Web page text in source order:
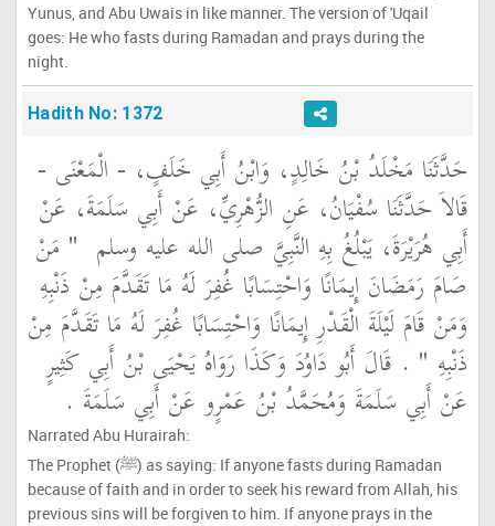
Yunus, and Abu Uwais in like manner. The version of 'Uqail
goes: He who fasts during Ramadan and prays during the
night.
Hadith No: 1372
حَدَّثَنَا مَخْلَدُ بْنُ خَالِدٍ، وَابْنُ أَبِي خَلَفٍ، - الْمَعْنَى -
قَالاَ حَدَّثَنَا سُفْيَانُ، عَنِ الزُّهْرِيِّ، عَنْ أَبِي سَلَمَةَ، عَنْ
أَبِي هُرَيْرَةَ، يَبْلُغُ بِهِ النَّبِيَّ صلى الله عليه وسلم ‏ "‏ مَنْ
صَامَ رَمَضَانَ إِيمَانًا وَاحْتِسَابًا غُفِرَ لَهُ مَا تَقَدَّمَ مِنْ ذَنْبِهِ
وَمَنْ قَامَ لَيْلَةَ الْقَدْرِ إِيمَانًا وَاحْتِسَابًا غُفِرَ لَهُ مَا تَقَدَّمَ مِنْ
ذَنْبِهِ ‏" ‏ ‏.‏ قَالَ أَبُو دَاوُدَ وَكَذَا رَوَاهُ يَحْيَى بْنُ أَبِي كَثِيرٍ
عَنْ أَبِي سَلَمَةَ وَمُحَمَّدُ بْنُ عَمْرٍو عَنْ أَبِي سَلَمَةَ ‏.‏
Narrated Abu Hurairah:
The Prophet (ﷺ) as saying: If anyone fasts during Ramadan
because of faith and in order to seek his reward from Allah, his
previous sins will be forgiven to him. If anyone prays in the